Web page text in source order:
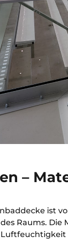
–
ist
Raums. Die